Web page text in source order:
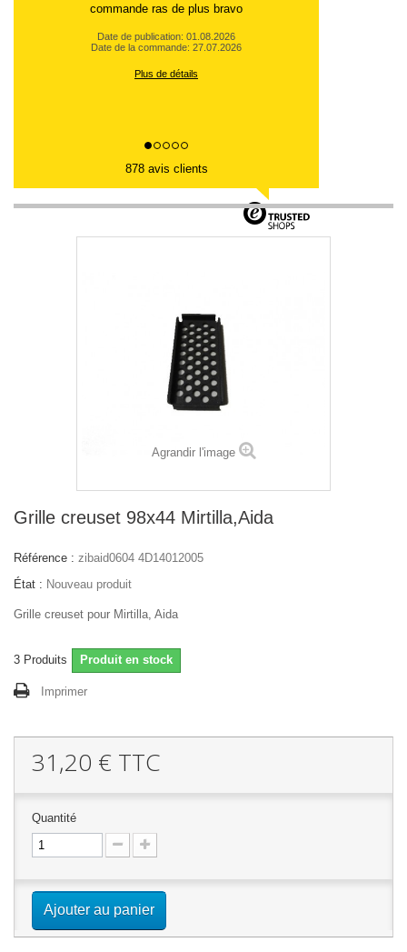
commande ras de plus bravo
Date de publication: 01.08.2026
Date de la commande: 27.07.2026
Plus de détails
878 avis clients
Agrandir l'image
Grille creuset 98x44 Mirtilla,Aida
Référence : zibaid0604 4D14012005
État : Nouveau produit
Grille creuset pour Mirtilla, Aida
3 Produits Produit en stock
Imprimer
31,20 € TTC
Quantité
Ajouter au panier